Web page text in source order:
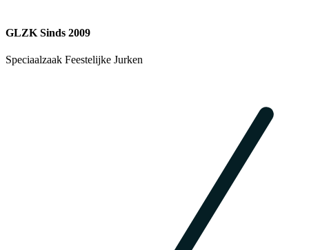
GLZK Sinds 2009
Speciaalzaak Feestelijke Jurken